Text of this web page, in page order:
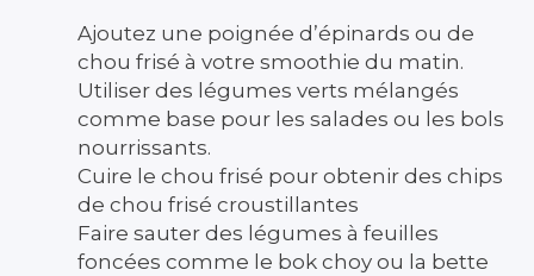
Ajoutez une poignée d’épinards ou de
chou frisé à votre smoothie du matin.
Utiliser des légumes verts mélangés
comme base pour les salades ou les bols
nourrissants.
Cuire le chou frisé pour obtenir des chips
de chou frisé croustillantes
Faire sauter des légumes à feuilles
foncées comme le bok choy ou la bette